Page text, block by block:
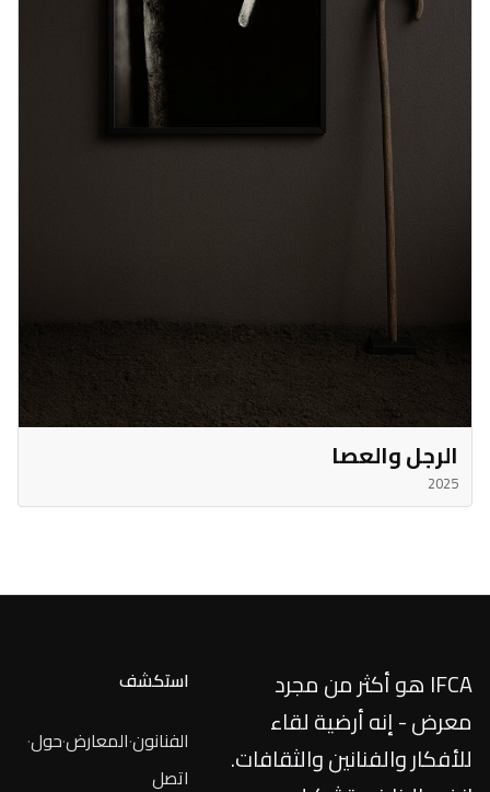
الرجل والعصا
2025
IFCA هو أكثر من مجرد
معرض - إنه أرضية لقاء
للأفكار والفنانين والثقافات.
استكشف
الفنانون·المعارض·حول·
اتصل